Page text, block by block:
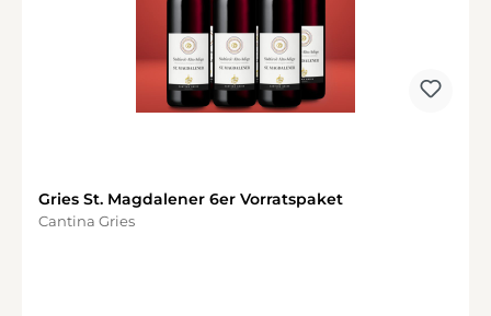
Gries St. Magdalener 6er Vorratspaket
Cantina Gries